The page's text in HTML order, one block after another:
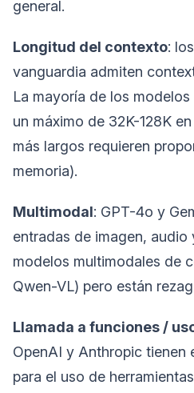
general.
Longitud del contexto:
vanguardia admiten
La mayoría de los
un máximo de 32K-128K
más largos requieren
memoria).
Multimodal: GPT-4o y
entradas de imagen, audio
modelos multimodales de
Qwen-VL) pero están
Llamada a funciones /
OpenAI y Anthropic tienen
para el uso de